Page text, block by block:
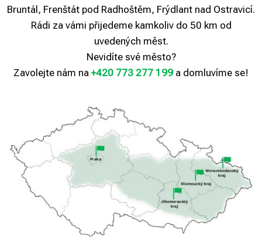
Bruntál, Frenštát pod Radhoštěm, Frýdlant nad Ostravicí.
Rádi za vámi přijedeme kamkoliv do 50 km od
uvedených měst.
Nevidíte své město?
Zavolejte nám na +420 773 277 199a domluvíme se!